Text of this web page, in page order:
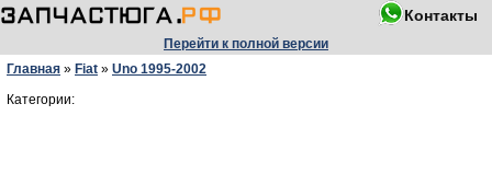
Контакты
Перейти к полной версии
Главная » Fiat » Uno 1995-2002
Категории: